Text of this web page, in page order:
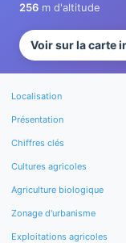
256 m d'altitude
Voir sur la carte
Localisation
Présentation
Chiffres clés
Cultures agricoles
Agriculture biologique
Zonage d'urbanisme
Exploitations agricoles